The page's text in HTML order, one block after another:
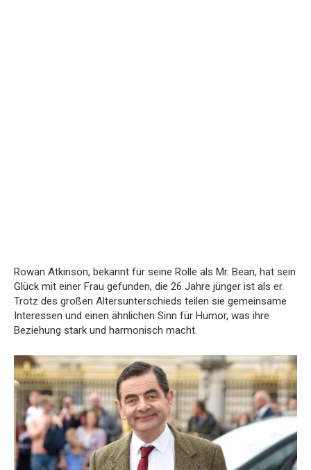
Rowan Atkinson, bekannt für seine Rolle als Mr. Bean, hat sein
Glück mit einer Frau gefunden, die 26 Jahre jünger ist als er.
Trotz des großen Altersunterschieds teilen sie gemeinsame
Interessen und einen ähnlichen Sinn für Humor, was ihre
Beziehung stark und harmonisch macht.